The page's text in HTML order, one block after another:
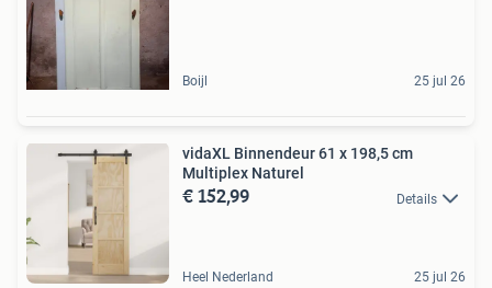
Boijl 25 jul 26
vidaXL Binnendeur 61 x 198,5 cm
Multiplex Naturel
€ 152,99 Details
Heel Nederland 25 jul 26